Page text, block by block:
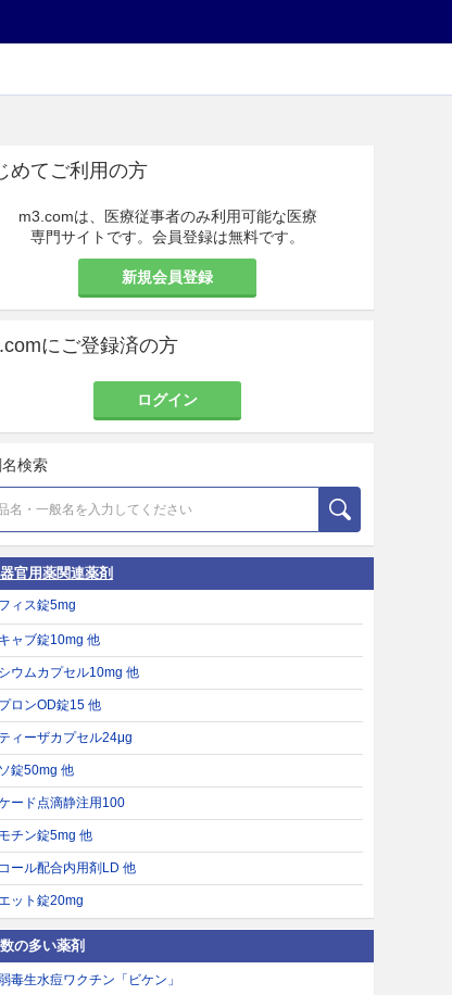
めてご利用の方
m3.comは、医療従事者のみ利用可能な医療
専門サイトです。会員登録は無料です。
新規会員登録
にご登録済の方
ログイン
検索
官用薬関連薬剤
ィス錠5mg
ャブ錠10mg 他
ウムカプセル10mg 他
ロンOD錠15 他
ィーザカプセル24μg
錠50mg 他
ード点滴静注用100
チン錠5mg 他
ール配合内用剤LD 他
ット錠20mg
の多い薬剤
毒生水痘ワクチン「ビケン」